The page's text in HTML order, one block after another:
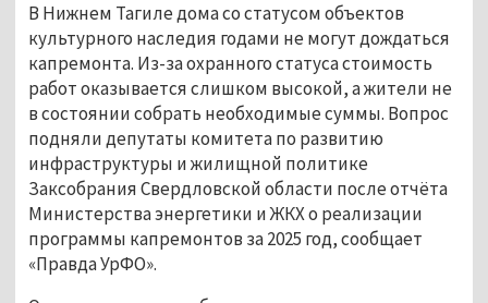
В Нижнем Тагиле дома со статусом объектов
культурного наследия годами не могут дождаться
капремонта. Из-за охранного статуса стоимость
работ оказывается слишком высокой, а жители не
в состоянии собрать необходимые суммы. Вопрос
подняли депутаты комитета по развитию
инфраструктуры и жилищной политике
Заксобрания Свердловской области после отчёта
Министерства энергетики и ЖКХ о реализации
программы капремонтов за 2025 год, сообщает
«Правда УрФО».